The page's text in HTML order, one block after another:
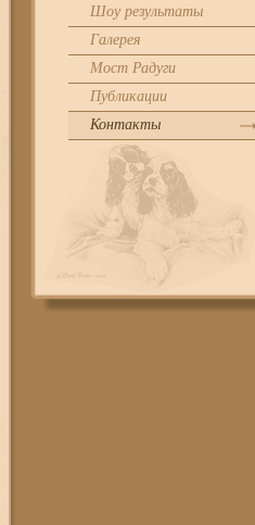
Шоу результаты
Галерея
Мост Радуги
Публикации
Контакты